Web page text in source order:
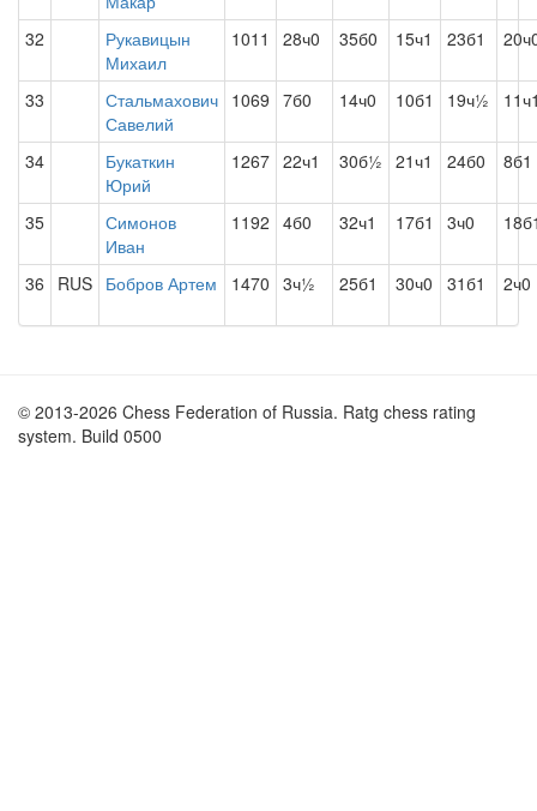
32
Рукавицын
Михаил
1011 28ч0 35б0 15ч1 23б1
33
Стальмахович
Савелий
1069 7б0 14ч0 10б1 19ч½
34
Букаткин
Юрий
1267 22ч1 30б½ 21ч1 24б0 8б1
35
Симонов
Иван
1192 4б0 32ч1 17б1 3ч0
36 RUS Бобров Артем 1470 3ч½ 25б1 30ч0 31б1 2ч0
© 2013-2026 Chess Federation of Russia. Ratg chess rating
system. Build 0500